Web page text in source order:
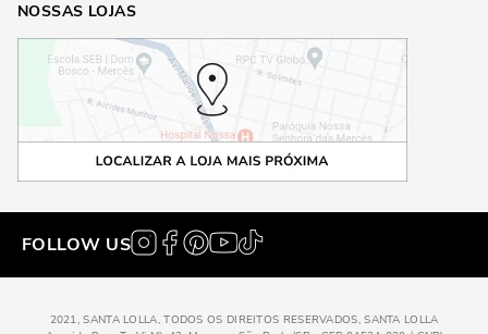
NOSSAS LOJAS
FOLLOW US
2021, SANTA LOLLA, TODOS OS DIREITOS RESERVADOS, SANTA LOLLA